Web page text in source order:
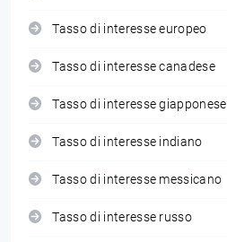
Tasso di interesse europeo
Tasso di interesse canadese
Tasso di interesse giapponese
Tasso di interesse indiano
Tasso di interesse messicano
Tasso di interesse russo